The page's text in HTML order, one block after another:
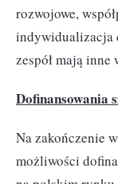
rozwojowe,
indywidualizacja
zespół mają
Dofinansowania
Na zakończenie
możliwości